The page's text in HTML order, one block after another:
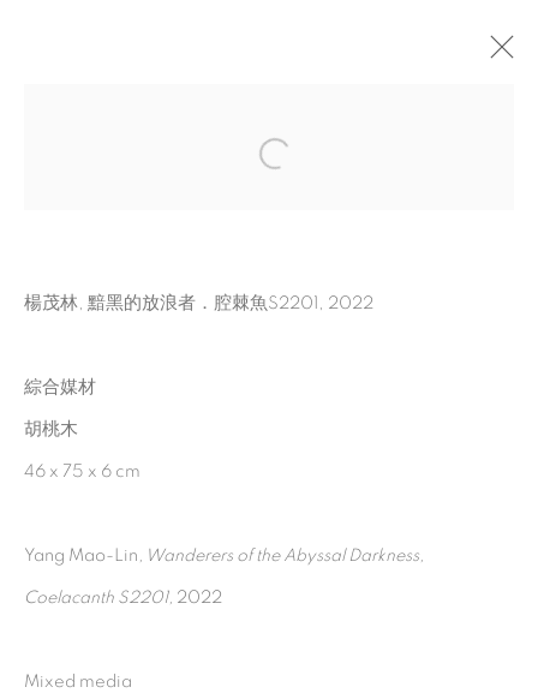
二〇二二楊茂林個展
MANAGE COOKIES
© 2026 TINA KENG GALLERY. ALL RIGHTS
RESERVED.
楊茂林, 黯黑的放浪者．腔棘魚S2201, 2022
綜合媒材
胡桃木
46 x 75 x 6 cm
Yang Mao-Lin , Wanderers of the Abyssal Darkness,
Coelacanth S2201, 2022
Mixed media